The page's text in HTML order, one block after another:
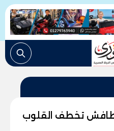
طافش تخطف القلوب